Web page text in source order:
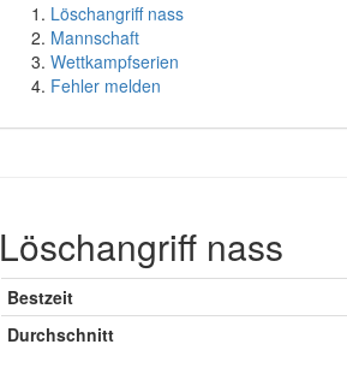
Löschangriff nass
Mannschaft
Wettkampfserien
Fehler melden
Löschangriff nass
Bestzeit
Durchschnitt